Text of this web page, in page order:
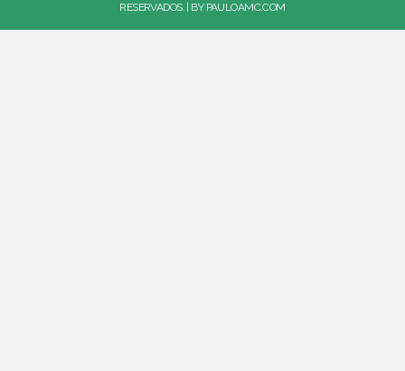
RESERVADOS. | BY PAULOAMC.COM